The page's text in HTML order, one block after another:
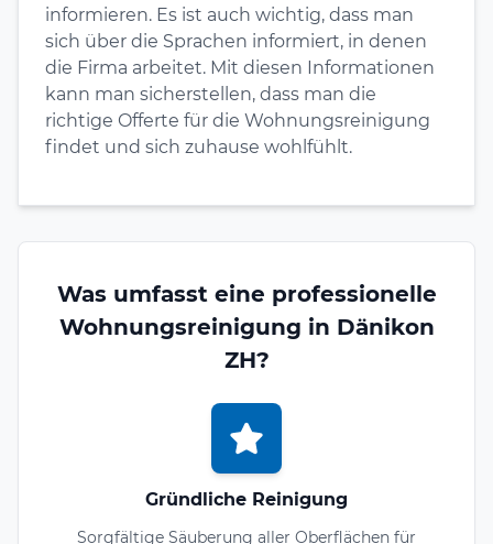
informieren. Es ist auch wichtig, dass man
sich über die Sprachen informiert, in denen
die Firma arbeitet. Mit diesen Informationen
kann man sicherstellen, dass man die
richtige Offerte für die Wohnungsreinigung
findet und sich zuhause wohlfühlt.
Was umfasst eine professionelle
Wohnungsreinigung in Dänikon
ZH?
Gründliche Reinigung
Sorgfältige Säuberung aller Oberflächen für